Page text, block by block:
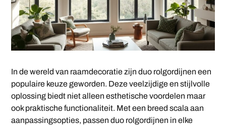
In de wereld van raamdecoratie zijn duo rolgordijnen een
populaire keuze geworden. Deze veelzijdige en stijlvolle
oplossing biedt niet alleen esthetische voordelen maar
ook praktische functionaliteit. Met een breed scala aan
aanpassingsopties, passen duo rolgordijnen in elke